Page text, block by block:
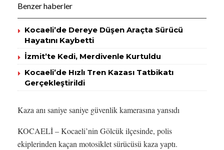
Benzer haberler
Kocaeli’de Dereye Düşen Araçta Sürücü
Hayatını Kaybetti
İzmit’te Kedi, Merdivenle Kurtuldu
Kocaeli’de Hızlı Tren Kazası Tatbikatı
Gerçekleştirildi
Kaza anı saniye saniye güvenlik kamerasına yansıdı
KOCAELİ – Kocaeli’nin Gölcük ilçesinde, polis
ekiplerinden kaçan motosiklet sürücüsü kaza yaptı.